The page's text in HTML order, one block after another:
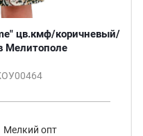
цв.кмф/коричневый/
Мелитополе
Мелкий опт